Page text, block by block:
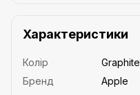
Характеристики
Колір
Graphite
Бренд
Apple